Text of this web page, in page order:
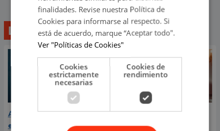
Lo último
Aria Vega conquista con
el lanzamiento de
¿Greeicy está
embarazada de su
finalidades. Revise nuestra Política de
Cookies para informarse al respecto. Si
está de acuerdo, marque “Aceptar todo".
Ver "Políticas de Cookies"
Cookies
estrictamente
necesarias
Cookies de
rendimiento